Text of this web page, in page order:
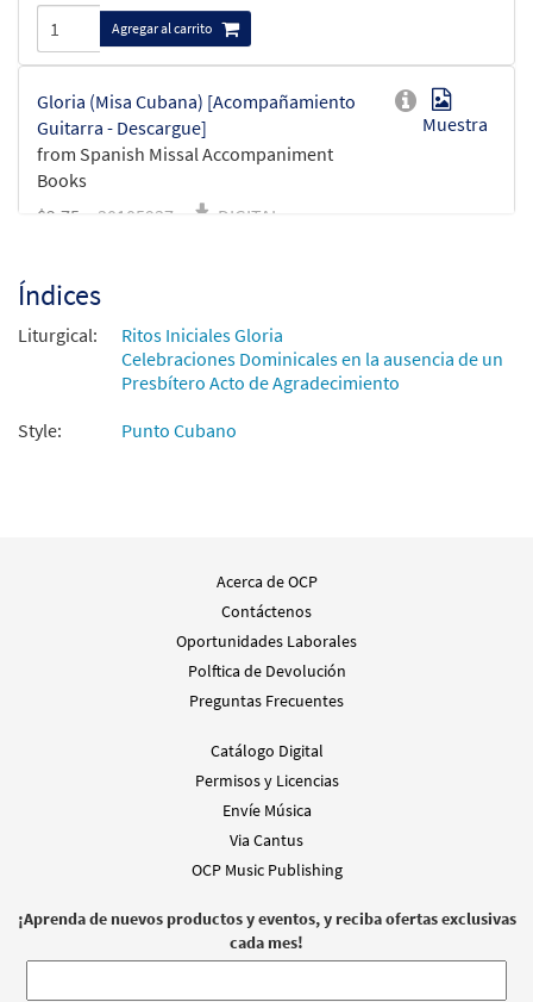
Agregar al carrito
Gloria (Misa Cubana) [Acompañamiento
Guitarra - Descargue]
from Spanish Missal Accompaniment
Books
Muestra
$2.75 30105937 DIGITAL
Índices
Liturgical:
Ritos Iniciales Gloria
Celebraciones Dominicales en la ausencia de un
Presbítero Acto de Agradecimiento
Style:
Punto Cubano
Acerca de OCP
Contáctenos
Oportunidades Laborales
Polftica de Devolución
Preguntas Frecuentes
Catálogo Digital
Permisos y Licencias
Envíe Música
Via Cantus
OCP Music Publishing
¡Aprenda de nuevos productos y eventos, y reciba ofertas exclusivas
cada mes!